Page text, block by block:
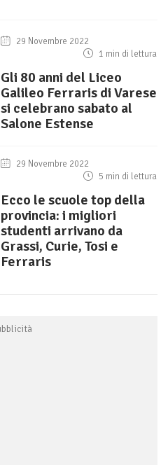
29 Novembre 2022
1 min di lettura
Gli 80 anni del Liceo
Galileo Ferraris di Varese
si celebrano sabato al
Salone Estense
29 Novembre 2022
5 min di lettura
Ecco le scuole top della
provincia: i migliori
studenti arrivano da
Grassi, Curie, Tosi e
Ferraris